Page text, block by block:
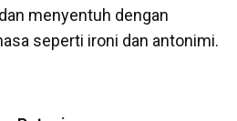
menyentuh dengan
seperti ironi dan antonimi.